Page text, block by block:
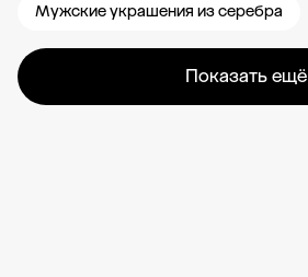
Мужские украшения из серебра
Показать ещё